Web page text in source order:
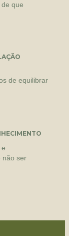
que
de equilibrar
não ser